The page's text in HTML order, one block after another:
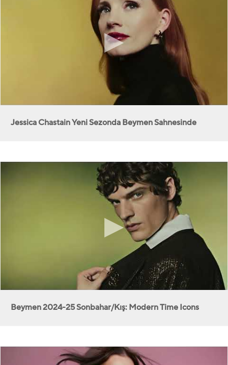
Jessica Chastain Yeni Sezonda Beymen Sahnesinde
Beymen 2024-25 Sonbahar/Kış: Modern Time Icons